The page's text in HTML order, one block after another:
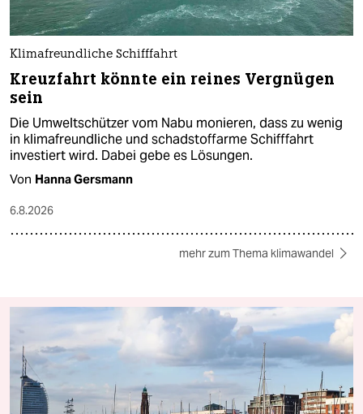
Klimafreundliche Schifffahrt
Kreuzfahrt könnte ein reines Vergnügen
sein
Die Umweltschützer vom Nabu monieren, dass zu wenig
in klimafreundliche und schadstoffarme Schifffahrt
investiert wird. Dabei gebe es Lösungen.
Von Hanna Gersmann
6.8.2026
mehr zum Thema klimawandel